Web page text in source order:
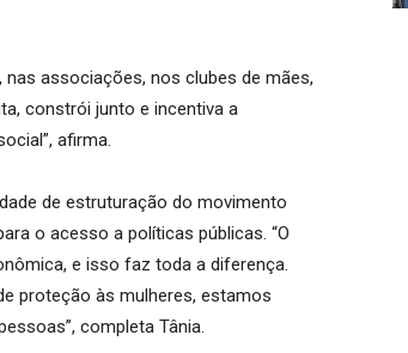
nas associações, nos clubes de mães,
constrói junto e incentiva a
afirma.
de estruturação do movimento
o acesso a políticas públicas. “O
e isso faz toda a diferença.
proteção às mulheres, estamos
completa Tânia.